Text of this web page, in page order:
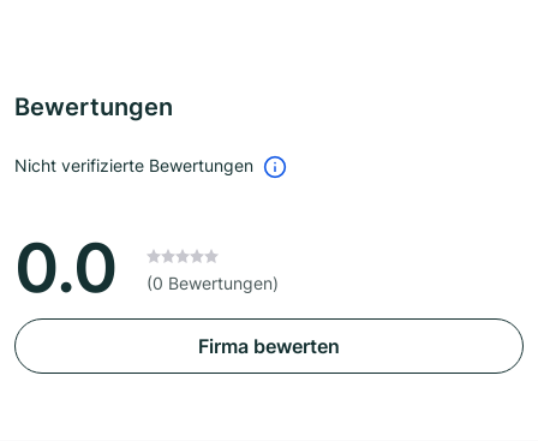
Bewertungen
Nicht verifizierte Bewertungen
0.0 (0 Bewertungen)
Firma bewerten